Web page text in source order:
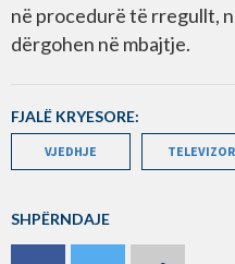
në procedurë të rregullt,
dërgohen në mbajtje.
FJALË KRYESORE:
VJEDHJE TELEVIZOR
SHPËRNDAJE